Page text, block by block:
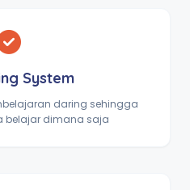
System
daring sehingga
belajar dimana saja